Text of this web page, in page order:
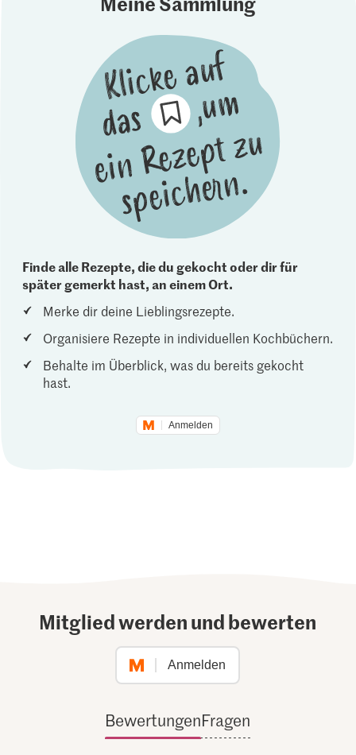
Finde alle Rezepte, die du gekocht oder dir für
später gemerkt hast, an einem Ort.
Merke dir deine Lieblingsrezepte.
Organisiere Rezepte in individuellen Kochbüchern.
Behalte im Überblick, was du bereits gekocht
hast.
Anmelden
Mitglied werden und bewerten
Anmelden
BewertungenFragen